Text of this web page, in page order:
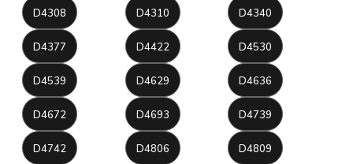
D4308 D4310 D4340
D4377 D4422 D4530
D4539 D4629 D4636
D4672 D4693 D4739
D4742 D4806 D4809